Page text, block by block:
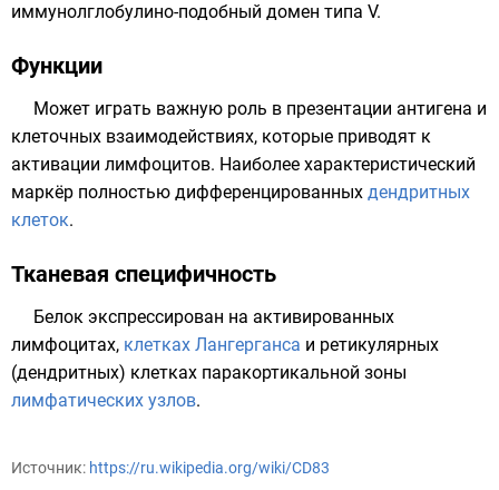
иммунолглобулино-подобный домен типа V.
Функции
Может играть важную роль в презентации антигена и
клеточных взаимодействиях, которые приводят к
активации лимфоцитов. Наиболее характеристический
маркёр полностью дифференцированных дендритных
клеток.
Тканевая специфичность
Белок экспрессирован на активированных
лимфоцитах, клетках Лангерганса и ретикулярных
(дендритных) клетках паракортикальной зоны
лимфатических узлов.
Источник: https://ru.wikipedia.org/wiki/CD83